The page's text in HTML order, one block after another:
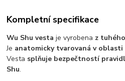
Kompletní specifikace
Wu Shu vesta je vyrobena z
Je anatomicky tvarovaná v
Vesta splňuje bezpečtností
Shu.